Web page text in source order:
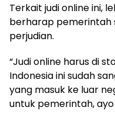
Terkait judi online ini,
berharap pemerintah
perjudian.
“Judi online harus di
Indonesia ini sudah
yang masuk ke luar
untuk pemerintah,